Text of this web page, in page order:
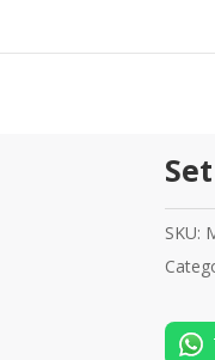
SKU: